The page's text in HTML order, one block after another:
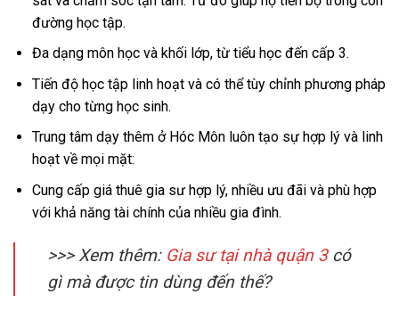
đường học tập.
Đa dạng môn học và khối lớp, từ tiểu học đến cấp 3.
Tiến độ học tập linh hoạt và có thể tùy chỉnh phương pháp
dạy cho từng học sinh.
Trung tâm dạy thêm ở Hóc Môn luôn tạo sự hợp lý và linh
hoạt về mọi mặt:
Cung cấp giá thuê gia sư hợp lý, nhiều ưu đãi và phù hợp
với khả năng tài chính của nhiều gia đình.
>>> Xem thêm: Gia sư tại nhà quận 3có
gì mà được tin dùng đến thế?